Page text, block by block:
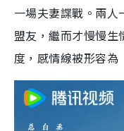
一場夫妻諜戰。兩
盟友，繼而才慢慢
度，感情線被形容為